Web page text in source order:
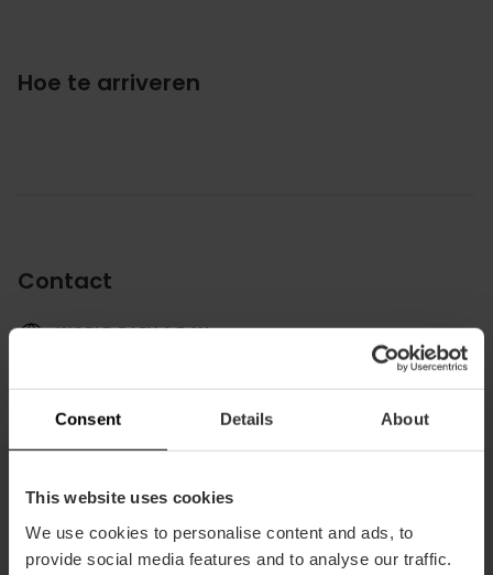
Consent Details About
This website uses cookies
We use cookies to personalise content and ads, to
provide social media features and to analyse our traffic.
Hoe te arriveren
Contact
WORLD PAELLA DAY
Dit vind je misschien ook leuk